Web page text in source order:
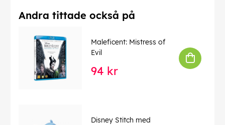
Andra tittade också på
Maleficent: Mistress of
Evil
94 kr
Disney Stitch med